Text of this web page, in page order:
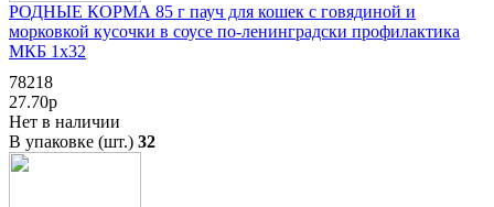
РОДНЫЕ КОРМА 85 г пауч для кошек с говядиной и
морковкой кусочки в соусе по-ленинградски профилактика
МКБ 1х32
78218
27.70р
Нет в наличии
В упаковке (шт.) 32